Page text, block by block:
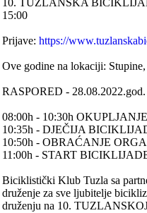
10. TUZLANSKA
15:00
Prijave:https://
Ove godine na lokaciji:
RASPORED - 28.08.2022.god.
08:00h - 10:30h
10:35h - DJEČIJA
10:50h - OBRAĆANJE
11:00h - START
Biciklistički Klub Tuzla sa
druženje za sve ljubitelje
druženju na 10.